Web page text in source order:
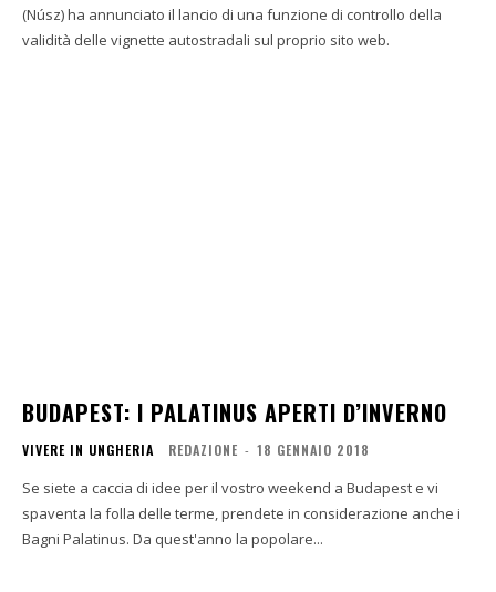
(Núsz) ha annunciato il lancio di una funzione di controllo della
validità delle vignette autostradali sul proprio sito web.
BUDAPEST: I PALATINUS APERTI D’INVERNO
VIVERE IN UNGHERIA REDAZIONE - 18 GENNAIO 2018
Se siete a caccia di idee per il vostro weekend a Budapest e vi
spaventa la folla delle terme, prendete in considerazione anche i
Bagni Palatinus. Da quest'anno la popolare...